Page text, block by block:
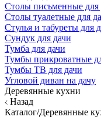
Столы письменные для
Столы туалетные для
Стулья и табуреты для
Сундук для дачи
Тумба для дачи
Тумбы прикроватные
Тумбы ТВ для дачи
Угловой диван на дачу
Деревянные кухни
Назад
Каталог/Деревянные